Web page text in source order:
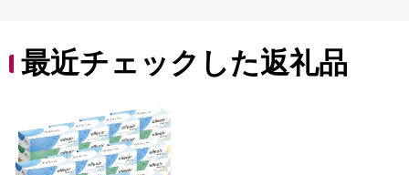
最近チェックした返礼品